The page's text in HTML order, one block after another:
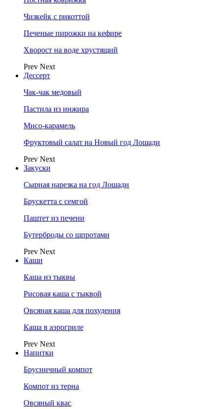
Чизкейк с рикоттой
Печеные пирожки на кефире
Хворост на воде хрустящий
Prev Next
Дессерт
Чак-чак медовый
Пастила из инжира
Мисо-карамель
Фруктовый салат на Новый год Лошади
Prev Next
Закуски
Сырная нарезка на год Лошади
Брускетта с семгой
Паштет из печени
Бутерброды со шпротами
Prev Next
Каши
Каша из тыквы
Рисовая каша с тыквой
Овсяная каша для похудения
Каша в аэрогриле
Prev Next
Напитки
Брусничный компот
Компот из терна
Овсяный квас